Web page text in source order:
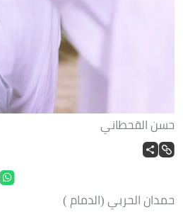
حسن القحطاني
حمدان الحربي (الدمام )